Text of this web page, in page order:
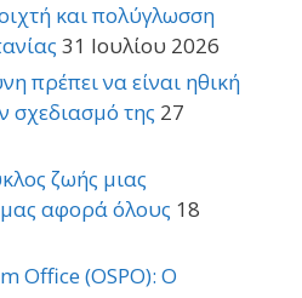
και πολύγλωσση
31 Ιουλίου 2026
πρέπει να είναι ηθική
σχεδιασμό της 27
ζωής μιας
μας αφορά όλους 18
Office (OSPO): Ο